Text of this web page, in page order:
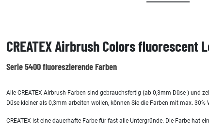
CREATEX Airbrush Colors
Serie 5400 fluoreszierende Farben
Alle CREATEX Airbrush-Farben sind gebrauchsfertig (ab 0,3mm Düse ) und
Düse kleiner als 0,3mm arbeiten wollen, können Sie die Farben mit max. 30%
CREATEX ist eine dauerhafte Farbe für fast alle Untergründe. Die Farbe hat